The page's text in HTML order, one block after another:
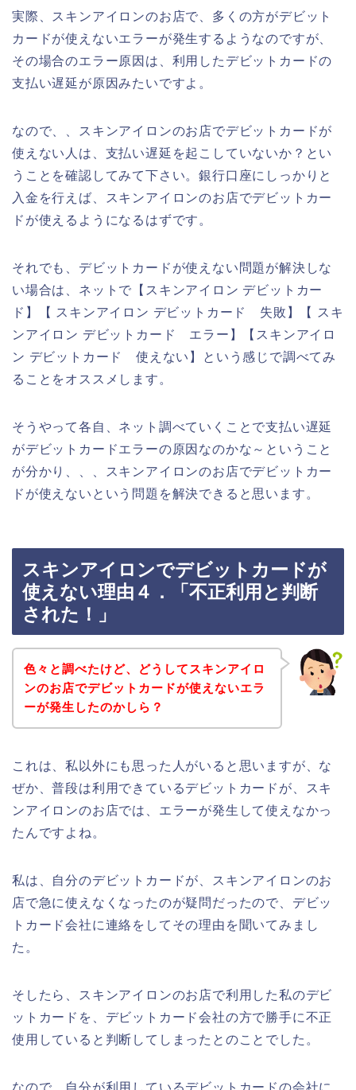
実際、スキンアイロンのお店で、多くの方がデビット
カードが使えないエラーが発生するようなのですが、
その場合のエラー原因は、利用したデビットカードの
支払い遅延が原因みたいですよ。
なので、、スキンアイロンのお店でデビットカードが
使えない人は、支払い遅延を起こしていないか？とい
うことを確認してみて下さい。銀行口座にしっかりと
入金を行えば、スキンアイロンのお店でデビットカー
ドが使えるようになるはずです。
それでも、デビットカードが使えない問題が解決しな
い場合は、ネットで【スキンアイロン デビットカー
ド】【 スキンアイロン デビットカード 失敗】【 スキ
ンアイロン デビットカード エラー】【スキンアイロ
ン デビットカード 使えない】という感じで調べてみ
ることをオススメします。
そうやって各自、ネット調べていくことで支払い遅延
がデビットカードエラーの原因なのかな～ということ
が分かり、、、スキンアイロンのお店でデビットカー
ドが使えないという問題を解決できると思います。
スキンアイロンでデビットカードが
使えない理由４．「不正利用と判断
された！」
色々と調べたけど、どうしてスキンアイロ
ンのお店でデビットカードが使えないエラ
ーが発生したのかしら？
これは、私以外にも思った人がいると思いますが、な
ぜか、普段は利用できているデビットカードが、スキ
ンアイロンのお店では、エラーが発生して使えなかっ
たんですよね。
私は、自分のデビットカードが、スキンアイロンのお
店で急に使えなくなったのが疑問だったので、デビッ
トカード会社に連絡をしてその理由を聞いてみまし
た。
そしたら、スキンアイロンのお店で利用した私のデビ
ットカードを、デビットカード会社の方で勝手に不正
使用していると判断してしまったとのことでした。
なので、自分が利用しているデビットカードの会社に